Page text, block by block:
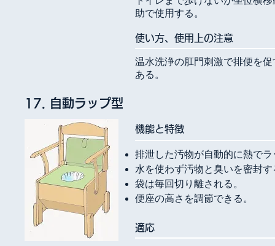
助で使用する。
使い方、使用上の注意
温水洗浄の肛門刺激で排便を
ある。
17. 自動ラップ型
​機能と特徴
排泄した汚物が自動的に熱で
水を使わず汚物と臭いを密封す
袋は毎回切り離される。
便座の高さを調節できる。
​適応